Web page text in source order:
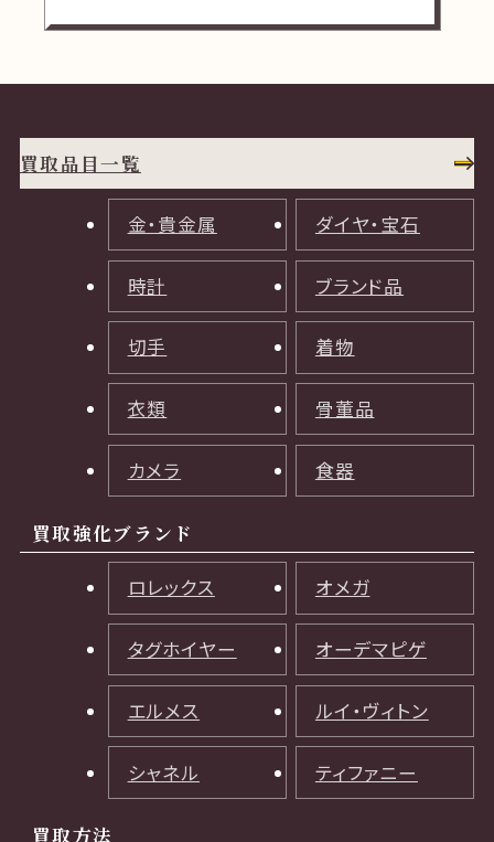
買取品目一覧
金・貴金属 ダイヤ・宝石
時計 ブランド品
切手 着物
衣類 骨董品
カメラ 食器
買取強化ブランド
ロレックス オメガ
タグホイヤー オーデマピゲ
エルメス ルイ・ヴィトン
シャネル ティファニー
買取方法